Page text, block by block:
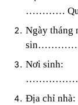
…………
Ngày tháng
Nơi sinh:
Địa chỉ nhà: